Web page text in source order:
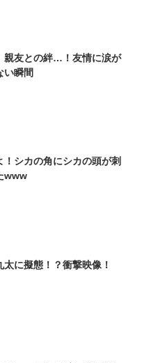
親友との絆…！友情に涙が
い瞬間
！シカの角にシカの頭が刺
www
太に擬態！？衝撃映像！